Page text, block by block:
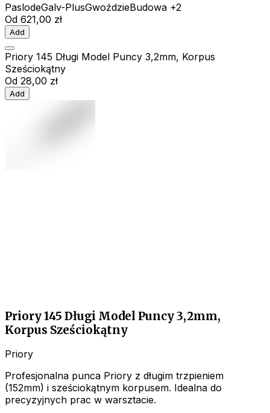
PaslodeGalv-PlusGwoździeBudowa +2
Od 621,00 zł
Add
Priory 145 Długi Model Puncy 3,2mm, Korpus
Sześciokątny
Od 28,00 zł
Add
Priory 145 Długi Model Puncy 3,2mm,
Korpus Sześciokątny
Priory
Profesjonalna punca Priory z długim trzpieniem
(152mm) i sześciokątnym korpusem. Idealna do
precyzyjnych prac w warsztacie.